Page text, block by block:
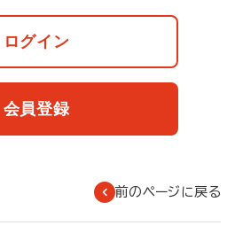
ログイン
会員登録
前のページに戻る